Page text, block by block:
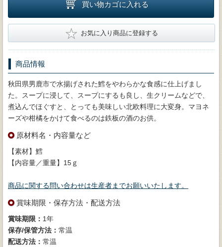
買い物カゴに入れる
★ お気に入り商品に登録する
商品情報
秋田県男鹿市で水揚げされた鱈をやわらかな食感に仕上げまし
た。スープに浸して、スープにするも良し、生クリームなどで、
煮込んでほぐすと、とっても美味しい北欧料理に大変身。マヨネ
ーズや柑橘をかけて食べるのは鉄板の酒のお供。
原材料名・内容量など
【素材】鱈
【内容量／重量】15ｇ
商品に関する問い合わせは生産者までお願いいたします。
賞味期限・保存方法・配送方法
賞味期限： 1年
保存/保管方法： 常温
配送方法： 常温